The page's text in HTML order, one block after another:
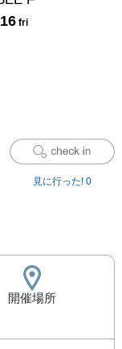
16 fri
見に行った! 0
開催場所